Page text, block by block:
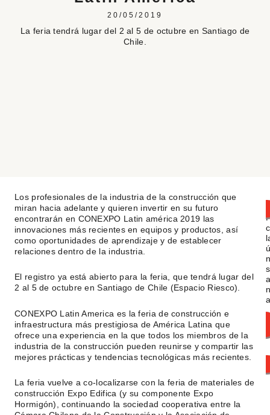
20/05/2019
La feria tendrá lugar del 2 al 5 de octubre en Santiago de
Chile.
a
Los profesionales de la industria de la construcción que
miran hacia adelante y quieren invertir en su futuro
encontrarán en CONEXPO Latin américa 2019 las
innovaciones más recientes en equipos y productos, así
como oportunidades de aprendizaje y de establecer
relaciones dentro de la industria.
El registro ya está abierto para la feria, que tendrá lugar del
2 al 5 de octubre en Santiago de Chile (Espacio Riesco).
CONEXPO Latin America es la feria de construcción e
infraestructura más prestigiosa de América Latina que
ofrece una experiencia en la que todos los miembros de la
industria de la construcción pueden reunirse y compartir las
mejores prácticas y tendencias tecnológicas más recientes.
La feria vuelve a co-localizarse con la feria de materiales de
construcción Expo Edifica (y su componente Expo
Hormigón), continuando la sociedad cooperativa entre la